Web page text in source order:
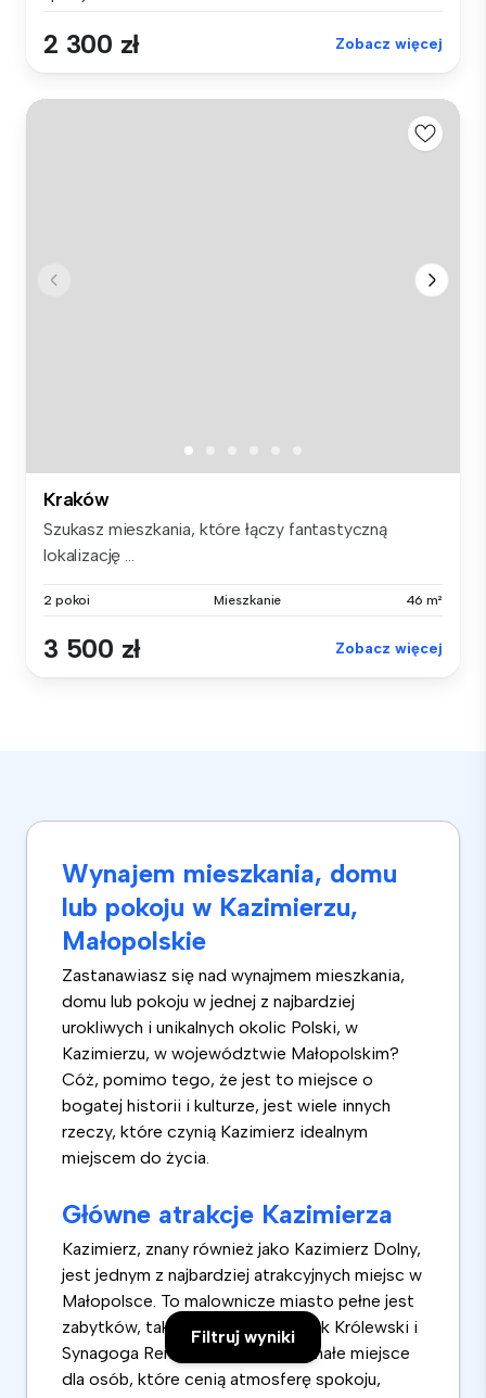
Filtruj wyniki
2 300 zł Zobacz więcej
Kraków
Szukasz mieszkania, które łączy fantastyczną
lokalizację ...
2 pokoi Mieszkanie 46 m²
3 500 zł Zobacz więcej
Wynajem mieszkania, domu
lub pokoju w Kazimierzu,
Małopolskie
Zastanawiasz się nad wynajmem mieszkania,
domu lub pokoju w jednej z najbardziej
urokliwych i unikalnych okolic Polski, w
Kazimierzu, w województwie Małopolskim?
Cóż, pomimo tego, że jest to miejsce o
bogatej historii i kulturze, jest wiele innych
rzeczy, które czynią Kazimierz idealnym
miejscem do życia.
Główne atrakcje Kazimierza
Kazimierz, znany również jako Kazimierz Dolny,
jest jednym z najbardziej atrakcyjnych miejsc w
Małopolsce. To malownicze miasto pełne jest
zabytków, takich jak Rynek, Zamek Królewski i
Synagoga Remuh. Jest to doskonałe miejsce
dla osób, które cenią atmosferę spokoju,